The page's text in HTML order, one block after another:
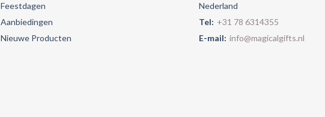
Feestdagen
Aanbiedingen
Nieuwe Producten
Nederland
Tel: +31 78 6314355
E-mail: info@magicalgifts.nl